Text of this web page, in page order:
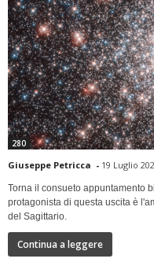
280
Giuseppe Petricca - 19 Luglio
Torna il consueto appuntamento
protagonista di questa uscita è
del Sagittario.
Continua a leggere